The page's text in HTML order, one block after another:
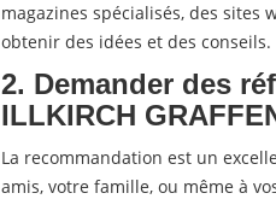
magazines spécialisés, des sites
obtenir des idées et des conseils.
2. Demander des
ILLKIRCH
La recommandation est un
amis, votre famille, ou même à